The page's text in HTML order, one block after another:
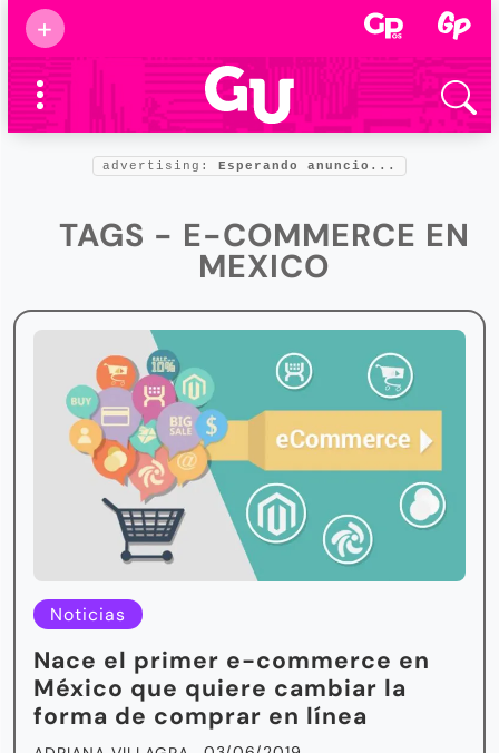
+
Supermamás
2025
Marcas de
confianza
Foro salud
advertising: Esperando anuncio...
TAGS - E-COMMERCE EN
MEXICO
Noticias
Nace el primer e-commerce en
México que quiere cambiar la
forma de comprar en línea